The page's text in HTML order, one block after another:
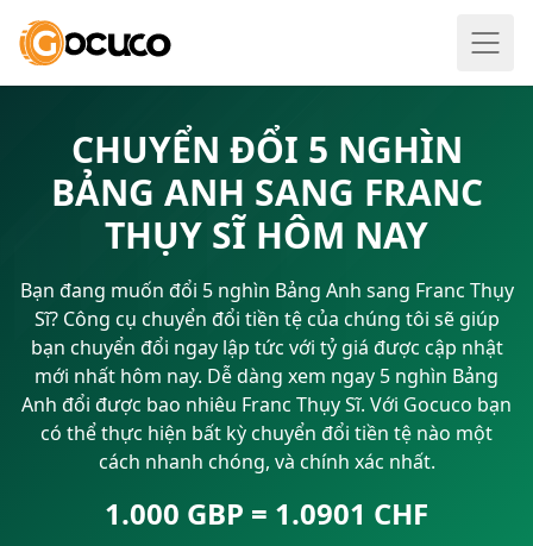
CHUYỂN ĐỔI 5 NGHÌN
BẢNG ANH SANG FRANC
THỤY SĨ HÔM NAY
Bạn đang muốn đổi 5 nghìn Bảng Anh sang Franc Thụy
Sĩ? Công cụ chuyển đổi tiền tệ của chúng tôi sẽ giúp
bạn chuyển đổi ngay lập tức với tỷ giá được cập nhật
mới nhất hôm nay. Dễ dàng xem ngay 5 nghìn Bảng
Anh đổi được bao nhiêu Franc Thụy Sĩ. Với Gocuco bạn
có thể thực hiện bất kỳ chuyển đổi tiền tệ nào một
cách nhanh chóng, và chính xác nhất.
1.000 GBP = 1.0901 CHF